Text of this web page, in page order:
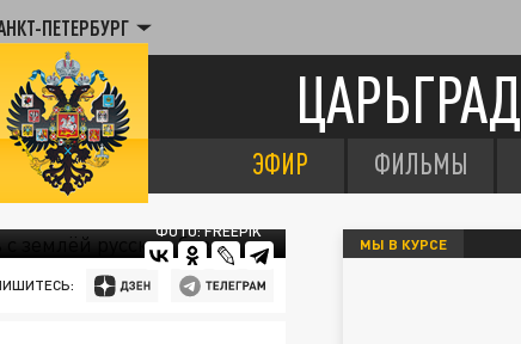
ПЕТЕРБУРГ
ЦАРЬГРАД
ЭФИР ФИЛЬМЫ
ФОТО: FREEPIK
МЫ В КУРСЕ